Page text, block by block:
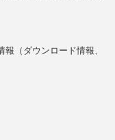
（ダウンロード情報、